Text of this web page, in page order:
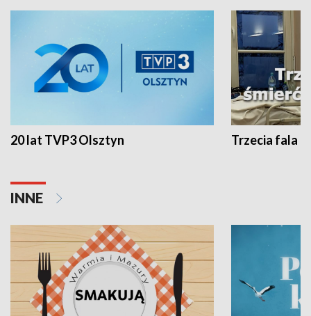
20 lat TVP3 Olsztyn Trzecia fala -
INNE